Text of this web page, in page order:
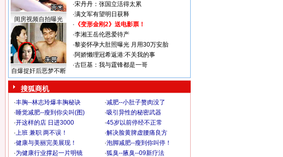
闺房视频自拍曝光
自爆捉奸后恶梦不断
·宋丹丹：张国立活得太累
·满文军有望明日获释
· 《变形金刚2》送电影票！
·李湘王岳伦恩爱待产
·黎姿怀孕大肚照曝光 月用30万安胎
·阿娇懒理冠希返港:不关我的事
·古巨基：我与霆锋都是一哥
搜狐商机
·丰胸--林志玲爆丰胸秘诀 ·减肥--小肚子赘肉没了
·睡觉减肥--瘦到你尖叫(图) ·吸引异性的秘密武器
·开这样的店 日进3000 ·45岁以前停经不正常
·上班 兼职 两不误！ ·解决脸黄脾虚腰痛良方
·健康与美丽完美展现！ ·泡脚减肥--瘦到你叫停！
·为健康行业撑起一片明镜 ·狐臭--腋臭--09新疗法